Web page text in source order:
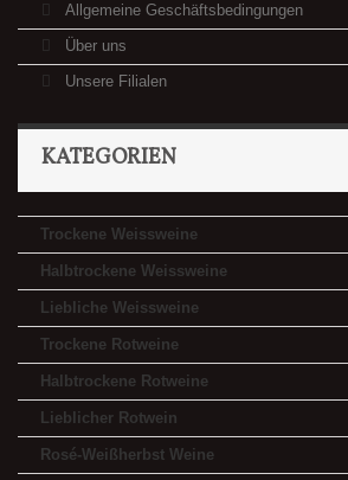
Allgemeine Geschäftsbedingungen
Über uns
Unsere Filialen
KATEGORIEN
Trockene Weissweine
Halbtrockene Weissweine
Liebliche Weissweine
Trockene Rotweine
Halbtrockene Rotweine
Lieblicher Rotwein
Rosé-Weißherbst Weine